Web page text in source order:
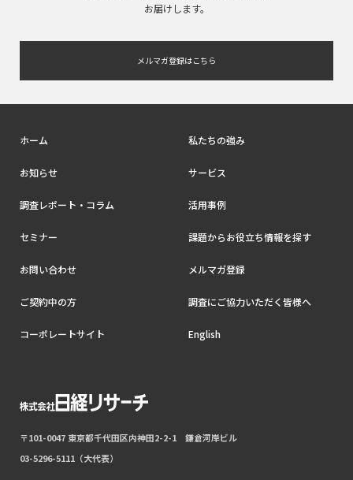
お届けします。
メルマガ登録はこちら
ホーム 私たちの強み
お知らせ サービス
調査レポート・コラム 活用事例
セミナー 課題からお役立ち情報を探す
お問い合わせ メルマガ登録
ご契約中の方 調査にご協力いただく皆様へ
コーポレートサイト English
〒101-0047 東京都千代田区内神田2-2-1 鎌倉河岸ビル
03-5296-5111（大代表）